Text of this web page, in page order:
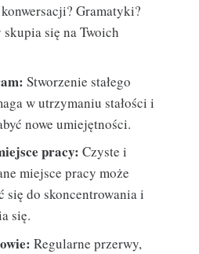
Gramatyki?
się na Twoich
Stworzenie stałego
w utrzymaniu stałości i
nowe umiejętności.
pracy:Czyste i
miejsce pracy może
się do skoncentrowania i
się.
Regularne przerwy,